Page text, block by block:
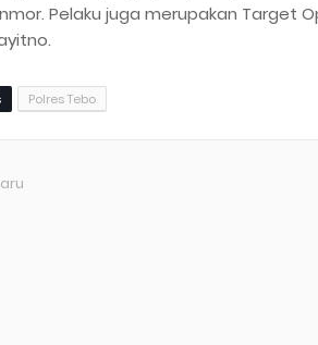
Pelaku juga merupakan Target
Polres Tebo